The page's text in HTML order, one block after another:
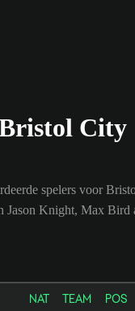
City
spelers voor
Jason Knight, Max Bird
NAT TEAM POS